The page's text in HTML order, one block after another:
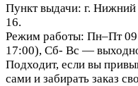
Пункт выдачи: г.
16.
Режим работы: Пн–Пт
17:00), Сб- Вс —
Подходит, если вы
сами и забирать заказ